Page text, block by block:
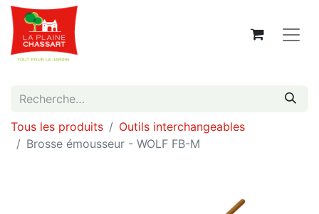
Tous les produits
Outils interchangeables
Brosse émousseur - WOLF FB-M